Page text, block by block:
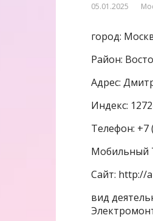
05.01.2025
город:
Район:
Адрес:
Индекс:
Телефон: +7
Мобильный
Сайт: http://
вид